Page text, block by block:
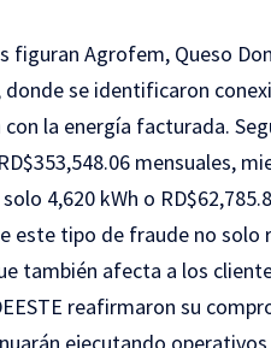
figuran Agrofem, Queso
donde se identificaron
la energía facturada.
mensuales,
4,620 kWh o
este tipo de fraude no solo
también afecta a los
reafirmaron su